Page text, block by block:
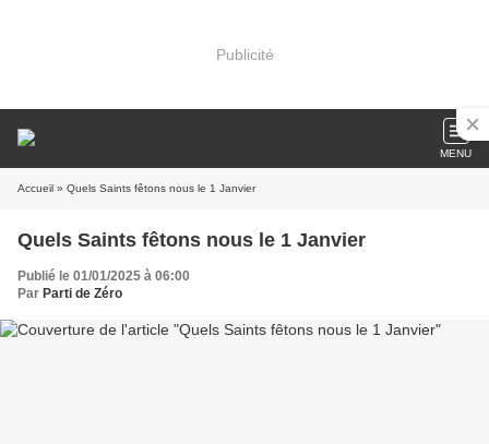
Publicité
MENU
Accueil » Quels Saints fêtons nous le 1 Janvier
Quels Saints fêtons nous le 1 Janvier
Publié le 01/01/2025 à 06:00
Par Parti de Zéro